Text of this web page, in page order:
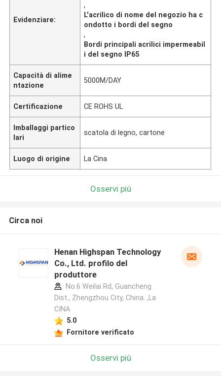
Evidenziare:
,
L'acrilico di nome del negozio ha c
ondotto i bordi del segno
,
Bordi principali acrilici impermeabil
i del segno IP65
Capacità di alime
ntazione
5000M/DAY
Certificazione CE ROHS UL
Imballaggi partico
lari
scatola di legno, cartone
Luogo di origine La Cina
Osservi più
Circa noi
Henan Highspan Technology
Co., Ltd. profilo del
produttore
No.6 Weilai Rd, Guancheng
Dist., Zhengzhou City, China. ,La
CINA
5.0
Fornitore verificato
Osservi più